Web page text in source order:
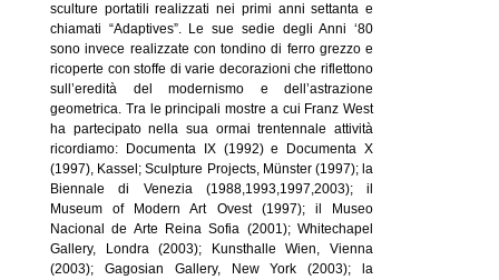
sculture portatili realizzati nei primi anni settanta e
chiamati “Adaptives”. Le sue sedie degli Anni ‘80
sono invece realizzate con tondino di ferro grezzo e
ricoperte con stoffe di varie decorazioni che riflettono
sull’eredità del modernismo e dell’astrazione
geometrica. Tra le principali mostre a cui Franz West
ha partecipato nella sua ormai trentennale attività
ricordiamo: Documenta IX (1992) e Documenta X
(1997), Kassel; Sculpture Projects, Münster (1997); la
Biennale di Venezia (1988,1993,1997,2003); il
Museum of Modern Art Ovest (1997); il Museo
Nacional de Arte Reina Sofia (2001); Whitechapel
Gallery, Londra (2003); Kunsthalle Wien, Vienna
(2003); Gagosian Gallery, New York (2003); la